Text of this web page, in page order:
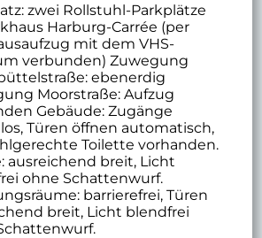
zwei Rollstuhl-Parkplätze
Harburg-Carrée (per
mit dem VHS-
verbunden) Zuwegung
ebenerdig
Moorstraße: Aufzug
Gebäude: Zugänge
Türen öffnen automatisch,
Toilette vorhanden.
ausreichend breit, Licht
ohne Schattenwurf.
barrierefrei, Türen
breit, Licht blendfrei